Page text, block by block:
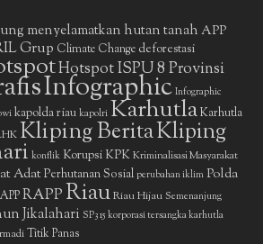
menyelamatkan hutan tanah APP
Grup Climate Change deforestasi
Hotspot ISPU 8 Provinsi
Infographic Infographic
kapolda riau kapolri KarhutlaKarhutla
Kliping BeritaKliping
konflik Korupsi KPKKriminalisasi Masyarakat
AdatPerhutanan Sosial perubahan iklim Polda
RAPPRiauRiau Hijau Semenanjung
Jikalahari SP3 15 korporasi tersangka karhutla
Titik Panas